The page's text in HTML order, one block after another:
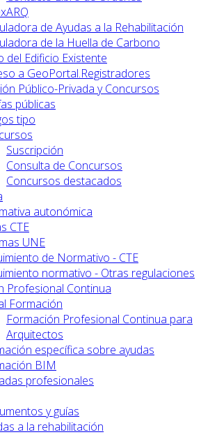
de Ayudas a la Rehabilitación
de la Huella de Carbono
del Edificio Existente
a GeoPortal.Registradores
Público-Privada y Concursos
públicas
tipo
Suscripción
Consulta de Concursos
Concursos destacados
autonómica
CTE
UNE
de Normativo - CTE
normativo - Otras regulaciones
Profesional Continua
Formación
Formación Profesional Continua para
Arquitectos
específica sobre ayudas
BIM
profesionales
y guías
a la rehabilitación